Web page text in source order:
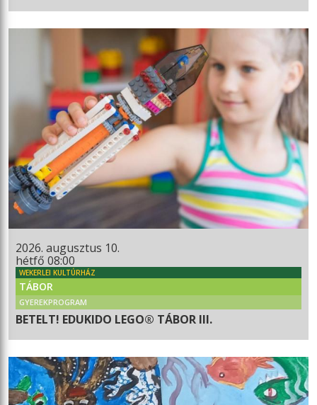
2026. augusztus 10.
hétfő 08:00
WEKERLEI KULTÚRHÁZ
TÁBOR
GYEREKPROGRAM
BETELT! EDUKIDO LEGO® TÁBOR III.